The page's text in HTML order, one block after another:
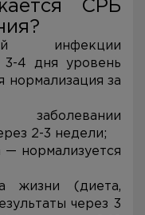
СРБ
инфекции
4 дня уровень
нормализация за
заболевании
2-3 недели;
нормализуется
жизни (диета,
через 3